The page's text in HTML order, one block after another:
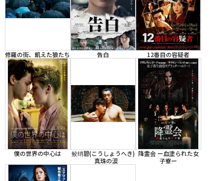
修羅の街、飢えた狼たち 告白 12番目の容疑者
僕の世界の中心は
鲛绡碧(こうしょうへき)
真珠の涙
降霊会 ー血塗られた女
子寮ー